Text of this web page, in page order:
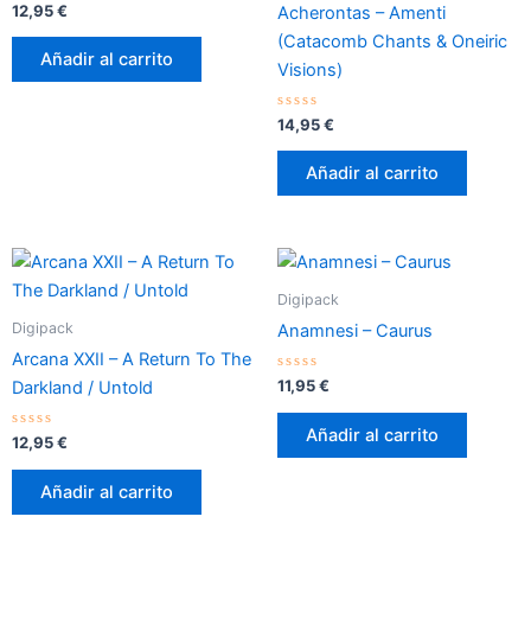
Valorado
con
0
12,95€
Añadir al carrito
Acherontas – Amenti
(Catacomb Chants & Oneiric
Visions)
Valorado
con
0
14,95€
Añadir al carrito
Digipack
Arcana XXII – A Return To The
Darkland / Untold
Valorado
con
0
12,95€
Añadir al carrito
Digipack
Anamnesi – Caurus
Valorado
con
0
11,95€
Añadir al carrito